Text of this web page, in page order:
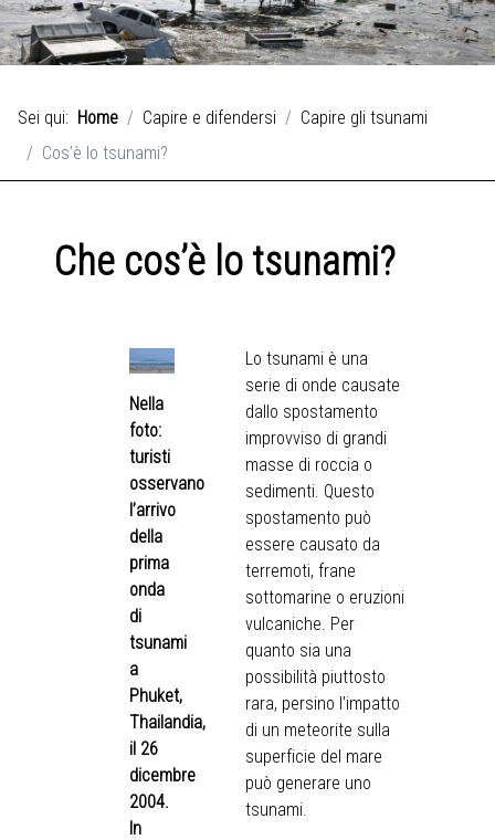
Sei qui: Home Capire e difendersi
Capire gli tsunami
Cos’è lo tsunami?
Che cos’è lo tsunami?
Nella
foto:
turisti
osservano
l’arrivo
della
prima
onda
di
tsunami
a
Phuket,
Thailandia,
il 26
dicembre
2004.
In
Lo tsunami è una
serie di onde causate
dallo spostamento
improvviso di grandi
masse di roccia o
sedimenti. Questo
spostamento può
essere causato da
terremoti, frane
sottomarine o eruzioni
vulcaniche. Per
quanto sia una
possibilità piuttosto
rara, persino l'impatto
di un meteorite sulla
superficie del mare
può generare uno
tsunami.